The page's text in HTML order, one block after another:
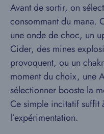
Avant de sortir, on
consommant du mana.
une onde de choc, un
Cider, des mines
provoquent, ou un
moment du choix, une
sélectionner booste la
Ce simple incitatif suffit
l’expérimentation.